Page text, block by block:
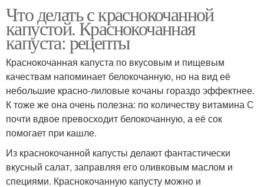
Что делать с краснокочанной
капустой. Краснокочанная
капуста: рецепты
Краснокочанная капуста по вкусовым и пищевым
качествам напоминает белокочанную, но на вид её
небольшие красно-лиловые кочаны гораздо эффектнее.
К тоже же она очень полезна: по количеству витамина С
почти вдвое превосходит белокочанную, а её сок
помогает при кашле.
Из краснокочанной капусты делают фантастически
вкусный салат, заправляя его оливковым маслом и
специями. Краснокочанную капусту можно и